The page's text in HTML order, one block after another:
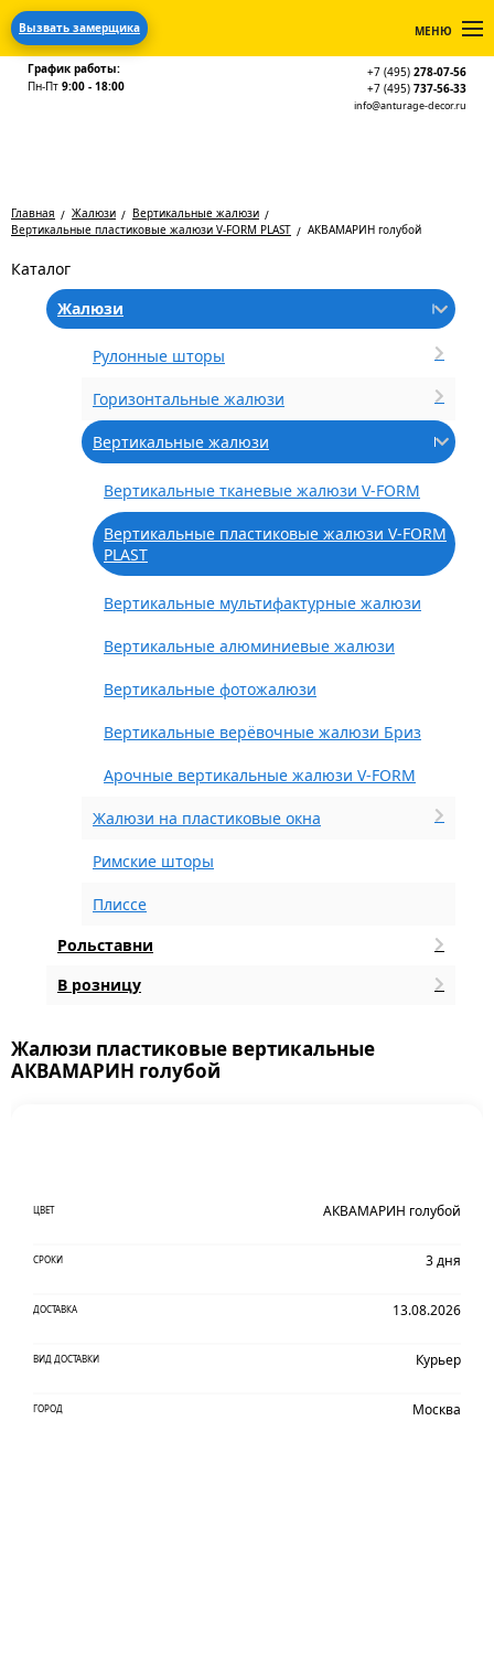
Вызвать замерщика МЕНЮ
График работы:
Пн-Пт 9:00 - 18:00
+7 (495) 278-07-56
+7 (495) 737-56-33
info@anturage-decor.ru
Главная Жалюзи
Вертикальные жалюзи
Вертикальные пластиковые жалюзи V-FORM PLAST
АКВАМАРИН голубой
Каталог
Жалюзи
Рулонные шторы
Горизонтальные жалюзи
Вертикальные жалюзи
Вертикальные тканевые жалюзи V-FORM
Вертикальные пластиковые жалюзи V-FORM
PLAST
Вертикальные мультифактурные жалюзи
Вертикальные алюминиевые жалюзи
Вертикальные фотожалюзи
Вертикальные верёвочные жалюзи Бриз
Арочные вертикальные жалюзи V-FORM
Жалюзи на пластиковые окна
Римские шторы
Плиссе
Рольставни
В розницу
Жалюзи пластиковые вертикальные
АКВАМАРИН голубой
ЦВЕТ АКВАМАРИН голубой
СРОКИ 3 дня
ДОСТАВКА 13.08.2026
ВИД ДОСТАВКИ Курьер
ГОРОД Москва